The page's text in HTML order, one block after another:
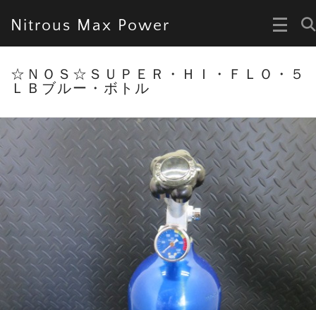
Nitrous Max Power
☆ＮＯＳ☆ＳＵＰＥＲ・ＨＩ・ＦＬＯ・５
ＬＢブルー・ボトル